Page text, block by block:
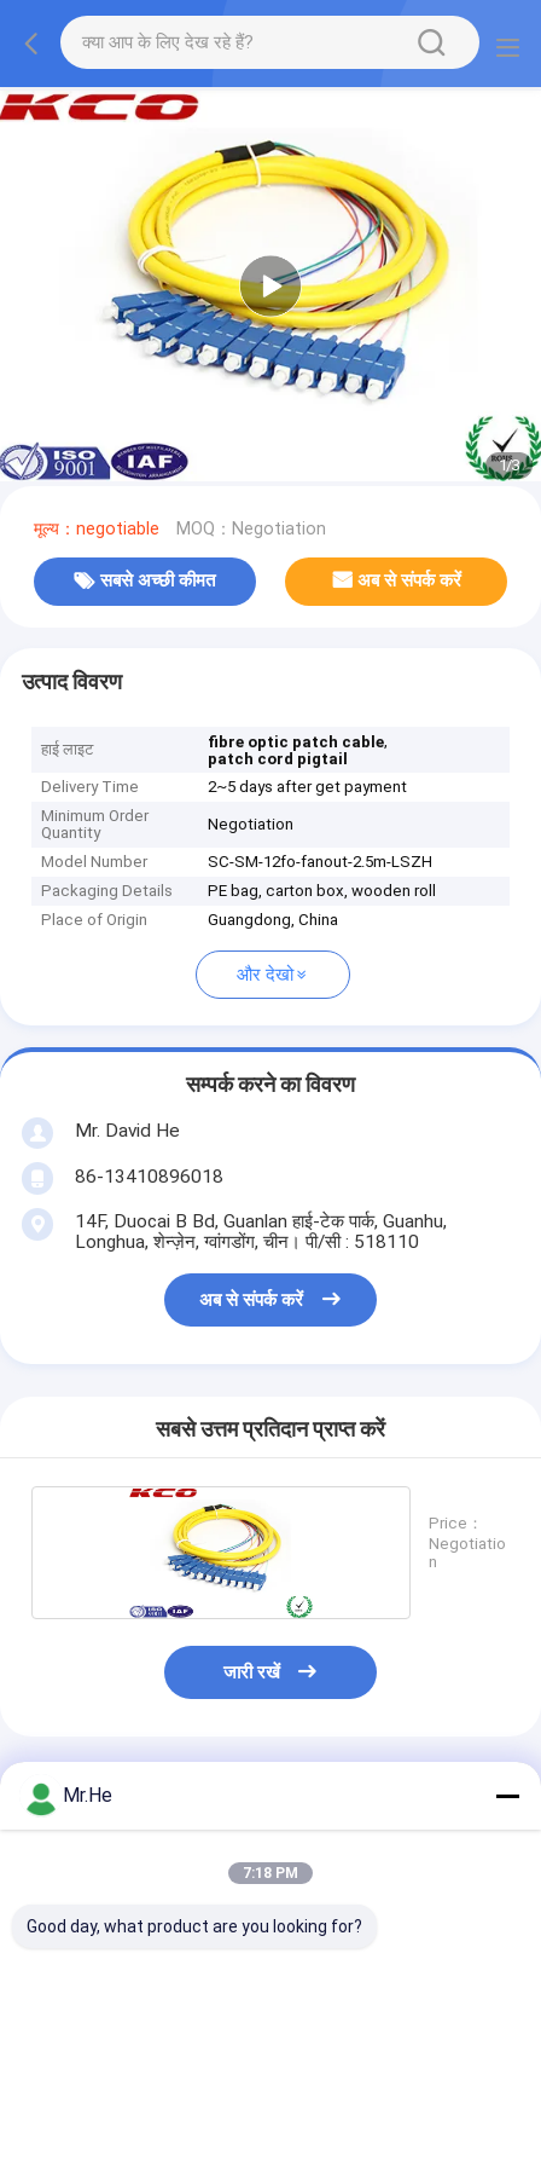
1/3
मूल्य：negotiable MOQ：Negotiation
सबसे अच्छी कीमत अब से संपर्क करें
उत्पाद विवरण
हाई लाइट fibre optic patch cable,
patch cord pigtail
Delivery Time
2~5 days after get payment
Minimum Order
Quantity
Negotiation
Model Number
SC-SM-12fo-fanout-2.5m-LSZH
Packaging Details
PE bag, carton box, wooden roll
Place of Origin
Guangdong, China
और देखो
सम्पर्क करने का विवरण
Mr. David He
86-13410896018
14F, Duocai B Bd, Guanlan हाई-टेक पार्क, Guanhu,
Longhua, शेन्ज़ेन, ग्वांगडोंग, चीन। पी/सी : 518110
अब से संपर्क करें
सबसे उत्तम प्रतिदान प्राप्त करें
Price：
Negotiatio
n
जारी रखें
अनुशंसित उत्पाद
Mr.He
7:18 PM
Good day, what product are you looking for?